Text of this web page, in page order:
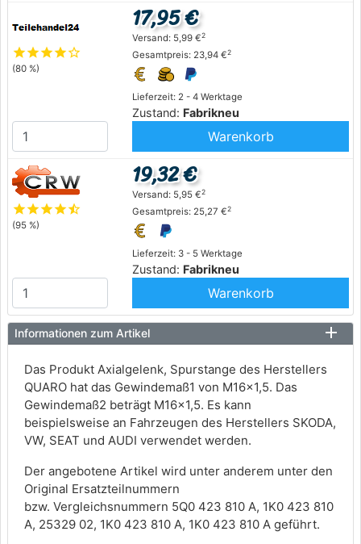
starstarstarstarstar_outline
(80 %)
Lieferzeit: 2 - 4 Werktage
Zustand: Fabrikneu
17,95 €
Versand: 5,99 €2
Gesamtpreis: 23,94 €2
Warenkorb
starstarstarstarstar_half
(95 %)
Lieferzeit: 3 - 5 Werktage
Zustand: Fabrikneu
19,32 €
Versand: 5,95 €2
Gesamtpreis: 25,27 €2
Warenkorb
Informationen zum Artikel
Das Produkt Axialgelenk, Spurstange des Herstellers
QUARO hat das Gewindemaß1 von M16x1,5. Das
Gewindemaß2 beträgt M16x1,5. Es kann
beispielsweise an Fahrzeugen des Herstellers SKODA,
VW, SEAT und AUDI verwendet werden.
Der angebotene Artikel wird unter anderem unter den
Original Ersatzteilnummern
bzw. Vergleichsnummern 5Q0 423 810 A, 1K0 423 810
A, 25329 02, 1K0 423 810 A, 1K0 423 810 A geführt.